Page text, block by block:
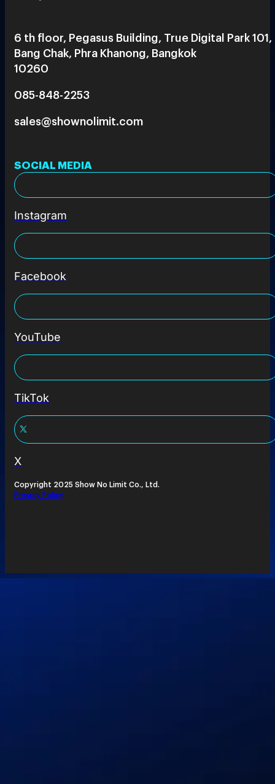
6 th floor, Pegasus Building, True Digital Park 101,
Bang Chak, Phra Khanong, Bangkok
10260
085-848-2253
sales@shownolimit.com
SOCIAL MEDIA
Instagram
Facebook
YouTube
TikTok
X
Copyright 2025 Show No Limit Co., Ltd.
Privacy Policy